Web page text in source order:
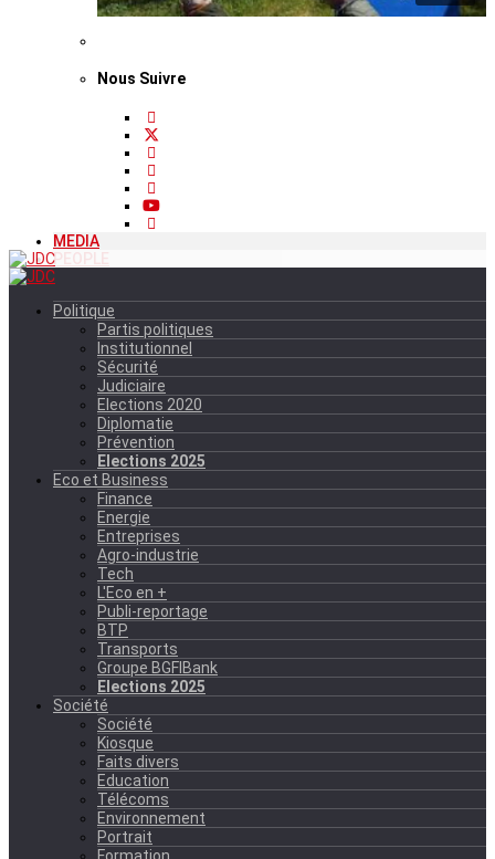
Nous Suivre
MEDIA
PEOPLE
Politique
Partis politiques
Institutionnel
Sécurité
Judiciaire
Elections 2020
Diplomatie
Prévention
Elections 2025
Eco et Business
Finance
Energie
Entreprises
Agro-industrie
Tech
L'Eco en +
Publi-reportage
BTP
Transports
Groupe BGFIBank
Elections 2025
Société
Société
Kiosque
Faits divers
Education
Télécoms
Environnement
Portrait